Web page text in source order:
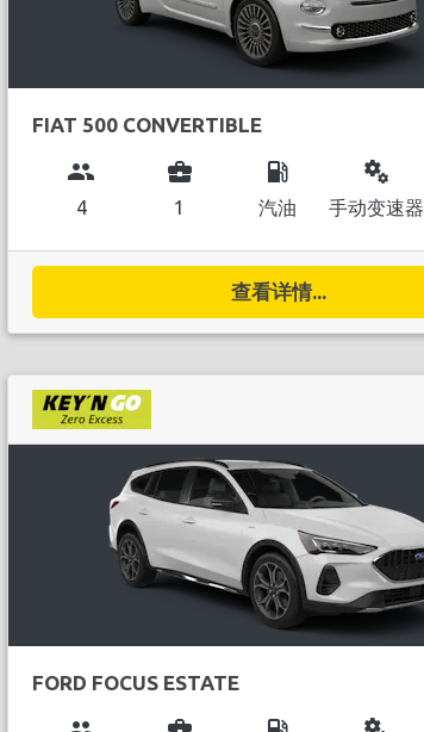
FIAT 500 CONVERTIBLE
group
4
business_center
1
local_gas_station
汽油
miscellaneous_services
手动变速器
查看详情...
FORD FOCUS ESTATE